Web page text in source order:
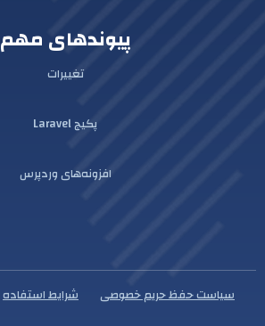
پیوندهای مهم
تغییرات
پکیج Laravel
افزونه‌های وردپرس
سیاست حفظ حریم خصوصی شرایط استفاده